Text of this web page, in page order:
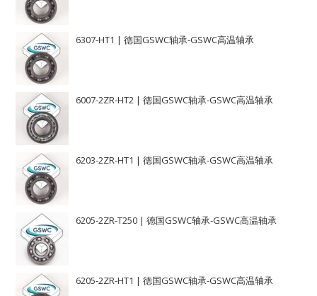
6307-HT1 | 德国GSWC轴承-GSWC高温轴承
6007-2ZR-HT2 | 德国GSWC轴承-GSWC高温轴承
6203-2ZR-HT1 | 德国GSWC轴承-GSWC高温轴承
6205-2ZR-T250 | 德国GSWC轴承-GSWC高温轴承
6205-2ZR-HT1 | 德国GSWC轴承-GSWC高温轴承